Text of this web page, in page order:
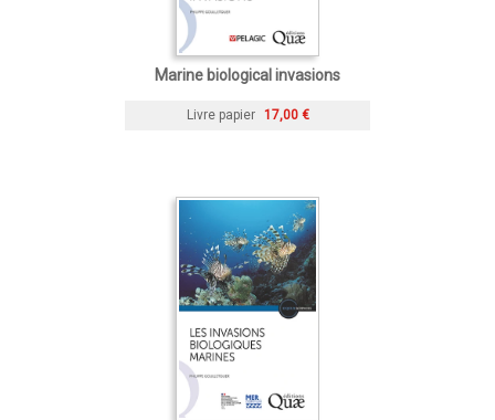
Marine biological invasions
Livre papier 17,00 €